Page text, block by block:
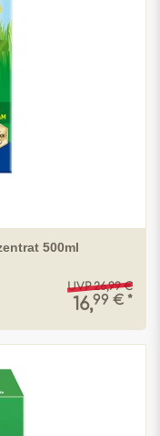
500ml
UVP 26,99 €
16,99 € *